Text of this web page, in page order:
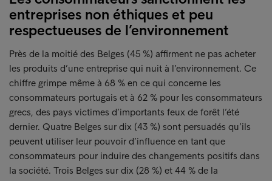
entreprises non éthiques et peu
respectueuses de l’environnement
Près de la moitié des Belges (45 %) affirment ne pas acheter
les produits d’une entreprise qui nuit à l’environnement. Ce
chiffre grimpe même à 68 % en ce qui concerne les
consommateurs portugais et à 62 % pour les consommateurs
grecs, des pays victimes d’importants feux de forêt l’été
dernier. Quatre Belges sur dix (43 %) sont persuadés qu’ils
peuvent utiliser leur pouvoir d’influence en tant que
consommateurs pour induire des changements positifs dans
la société. Trois Belges sur dix (28 %) et 44 % de la